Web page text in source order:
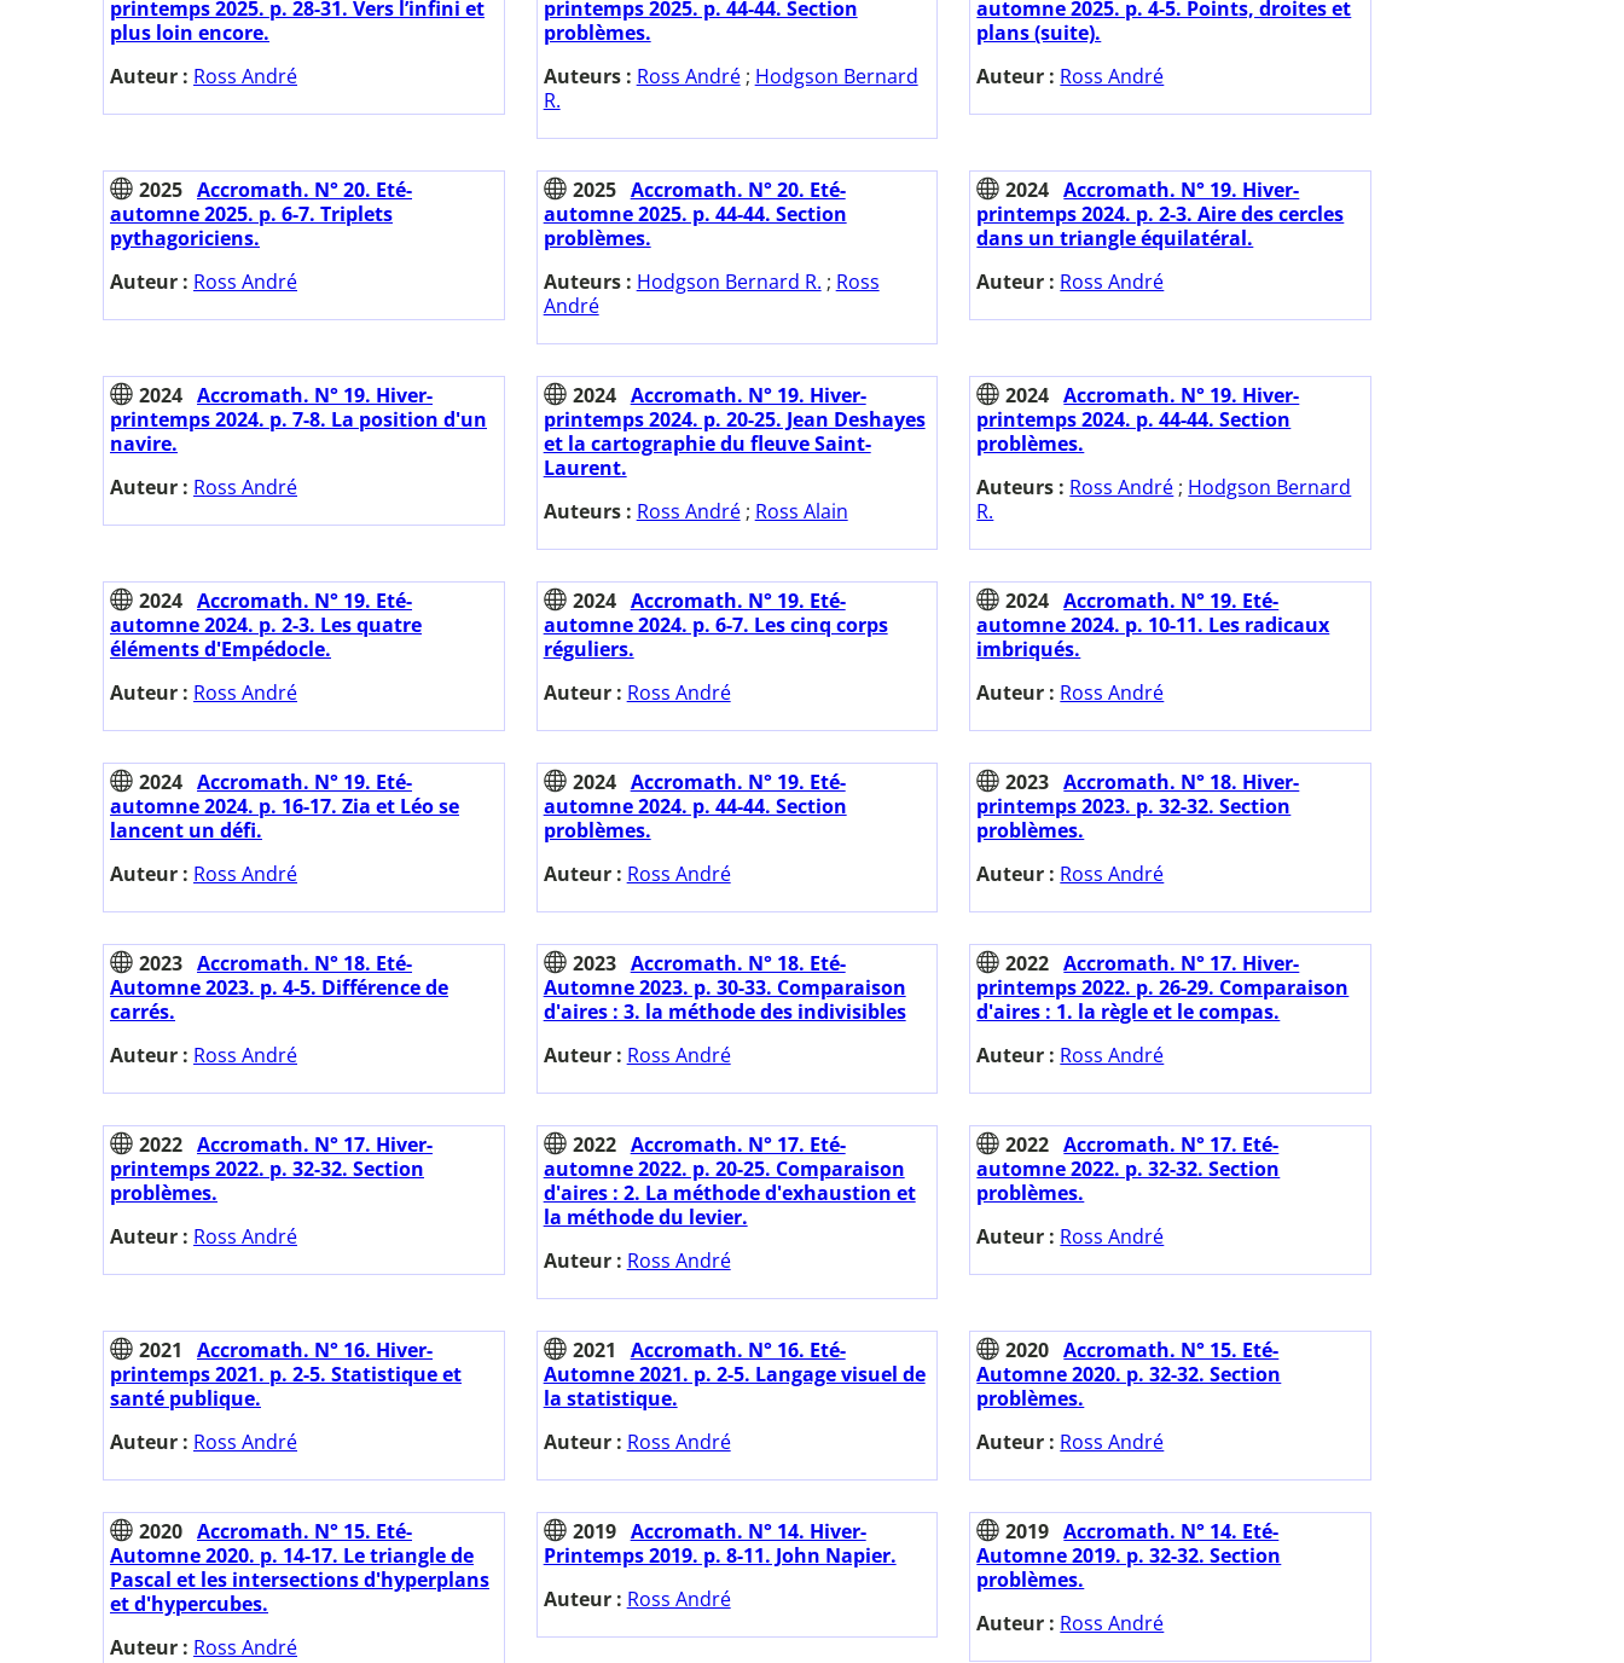
printemps 2025. p. 28-31. Vers l’infini et
plus loin encore.
Auteur : Ross André
printemps 2025. p. 44-44. Section
problèmes.
Auteurs : Ross André; Hodgson Bernard
R.
automne 2025. p. 4-5. Points, droites et
plans (suite).
Auteur : Ross André
2025 Accromath. N° 20. Eté-
automne 2025. p. 6-7. Triplets
pythagoriciens.
Auteur : Ross André
2025 Accromath. N° 20. Eté-
automne 2025. p. 44-44. Section
problèmes.
Auteurs : Hodgson Bernard R. ; Ross
André
2024 Accromath. N° 19. Hiver-
printemps 2024. p. 2-3. Aire des cercles
dans un triangle équilatéral.
Auteur : Ross André
2024 Accromath. N° 19. Hiver-
printemps 2024. p. 7-8. La position d'un
navire.
Auteur : Ross André
2024 Accromath. N° 19. Hiver-
printemps 2024. p. 20-25. Jean Deshayes
et la cartographie du fleuve Saint-
Laurent.
Auteurs : Ross André; Ross Alain
2024 Accromath. N° 19. Hiver-
printemps 2024. p. 44-44. Section
problèmes.
Auteurs : Ross André ; Hodgson Bernard
R.
2024 Accromath. N° 19. Eté-
automne 2024. p. 2-3. Les quatre
éléments d'Empédocle.
Auteur : Ross André
2024 Accromath. N° 19. Eté-
automne 2024. p. 6-7. Les cinq corps
réguliers.
Auteur : Ross André
2024 Accromath. N° 19. Eté-
automne 2024. p. 10-11. Les radicaux
imbriqués.
Auteur : Ross André
2024 Accromath. N° 19. Eté-
automne 2024. p. 16-17. Zia et Léo se
lancent un défi.
Auteur : Ross André
2024 Accromath. N° 19. Eté-
automne 2024. p. 44-44. Section
problèmes.
Auteur : Ross André
2023 Accromath. N° 18. Hiver-
printemps 2023. p. 32-32. Section
problèmes.
Auteur : Ross André
2023 Accromath. N° 18. Eté-
Automne 2023. p. 4-5. Différence de
carrés.
Auteur : Ross André
2023 Accromath. N° 18. Eté-
Automne 2023. p. 30-33. Comparaison
d'aires : 3. la méthode des indivisibles
Auteur : Ross André
2022 Accromath. N° 17. Hiver-
printemps 2022. p. 26-29. Comparaison
d'aires : 1. la règle et le compas.
Auteur : Ross André
2022 Accromath. N° 17. Hiver-
printemps 2022. p. 32-32. Section
problèmes.
Auteur : Ross André
2022 Accromath. N° 17. Eté-
automne 2022. p. 20-25. Comparaison
d'aires : 2. La méthode d'exhaustion et
la méthode du levier.
Auteur : Ross André
2022 Accromath. N° 17. Eté-
automne 2022. p. 32-32. Section
problèmes.
Auteur : Ross André
2021
Accromath. N° 16. Hiver-
printemps 2021. p. 2-5. Statistique et
santé publique.
Auteur : Ross André
2021
Accromath. N° 16. Eté-
Automne 2021. p. 2-5. Langage visuel de
la statistique.
Auteur : Ross André
2020 Accromath. N° 15. Eté-
Automne 2020. p. 32-32. Section
problèmes.
Auteur : Ross André
2020 Accromath. N° 15. Eté-
Automne 2020. p. 14-17. Le triangle de
Pascal et les intersections d'hyperplans
et d'hypercubes.
Auteur : Ross André
2019 Accromath. N° 14. Hiver-
Printemps 2019. p. 8-11. John Napier.
Auteur : Ross André
2019 Accromath. N° 14. Eté-
Automne 2019. p. 32-32. Section
problèmes.
Auteur : Ross André